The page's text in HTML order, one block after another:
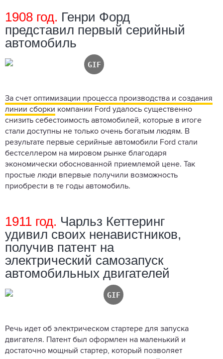
1908 год. Генри Форд
представил первый серийный
автомобиль
За счет оптимизации процесса производства и создания
линии сборки компании Ford удалось существенно
снизить себестоимость автомобилей, которые в итоге
стали доступны не только очень богатым людям. В
результате первые серийные автомобили Ford стали
бестселлером на мировом рынке благодаря
экономически обоснованной приемлемой цене. Так
простые люди впервые получили возможность
приобрести в те годы автомобиль.
1911 год. Чарльз Кеттеринг
удивил своих ненавистников,
получив патент на
электрический самозапуск
автомобильных двигателей
Речь идет об электрическом стартере для запуска
двигателя. Патент был оформлен на маленький и
достаточно мощный стартер, который позволяет